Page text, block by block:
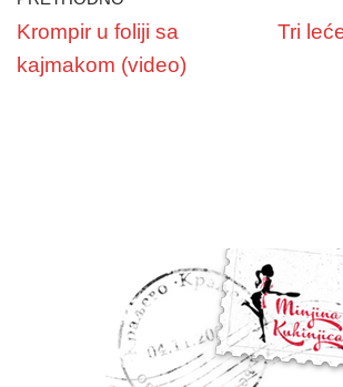
Krompir u foliji sa
kajmakom (video)
Tri